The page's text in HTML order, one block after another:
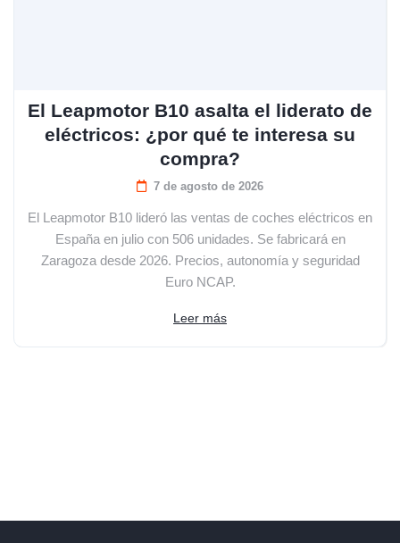
El Leapmotor B10 asalta el liderato de
eléctricos: ¿por qué te interesa su
compra?
7 de agosto de 2026
El Leapmotor B10 lideró las ventas de coches eléctricos en
España en julio con 506 unidades. Se fabricará en
Zaragoza desde 2026. Precios, autonomía y seguridad
Euro NCAP.
Leer más